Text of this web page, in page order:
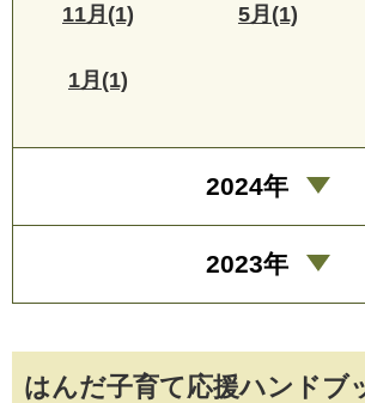
はんだ子育て応援ハンド
11月(1) 5月(1)
1月(1)
2024年
2023年